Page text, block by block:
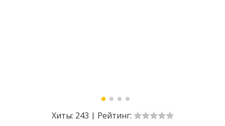
Хиты: 243 | Рейтинг: